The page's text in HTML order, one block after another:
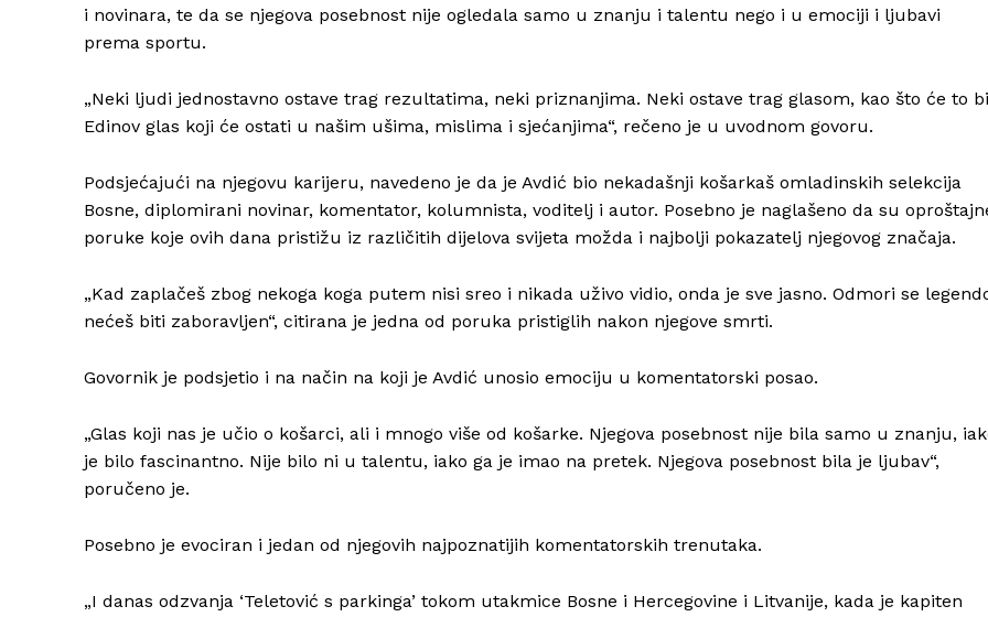
i novinara, te da se njegova posebnost nije ogledala samo u znanju i talentu nego i u emociji i ljubavi
prema sportu.
„Neki ljudi jednostavno ostave trag rezultatima, neki priznanjima. Neki ostave trag glasom, kao što će to
Edinov glas koji će ostati u našim ušima, mislima i sjećanjima“, rečeno je u uvodnom govoru.
Podsjećajući na njegovu karijeru, navedeno je da je Avdić bio nekadašnji košarkaš omladinskih selekcija
Bosne, diplomirani novinar, komentator, kolumnista, voditelj i autor. Posebno je naglašeno da su
poruke koje ovih dana pristižu iz različitih dijelova svijeta možda i najbolji pokazatelj njegovog značaja.
„Kad zaplačeš zbog nekoga koga putem nisi sreo i nikada uživo vidio, onda je sve jasno. Odmori se
nećeš biti zaboravljen“, citirana je jedna od poruka pristiglih nakon njegove smrti.
Govornik je podsjetio i na način na koji je Avdić unosio emociju u komentatorski posao.
„Glas koji nas je učio o košarci, ali i mnogo više od košarke. Njegova posebnost nije bila samo u znanju,
je bilo fascinantno. Nije bilo ni u talentu, iako ga je imao na pretek. Njegova posebnost bila je ljubav“,
poručeno je.
Posebno je evociran i jedan od njegovih najpoznatijih komentatorskih trenutaka.
„I danas odzvanja ‘Teletović s parkinga’ tokom utakmice Bosne i Hercegovine i Litvanije, kada je kapiten